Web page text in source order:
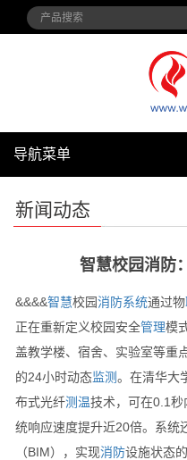
导航菜单
新闻动态
智慧校园消防
&&&&智慧校园消防系统通过物
正在重新定义校园安全管理模
盖教学楼、宿舍、实验室等重
的24小时动态监测。在清华大
布式光纤测温技术，可在0.1
统响应速度提升近20倍。系统
（BIM），实现消防设施状态